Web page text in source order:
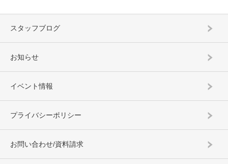
スタッフブログ
お知らせ
イベント情報
プライバシーポリシー
お問い合わせ/資料請求